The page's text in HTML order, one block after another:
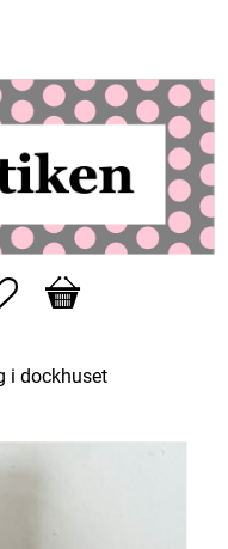
Favorites
Basket
i dockhuset